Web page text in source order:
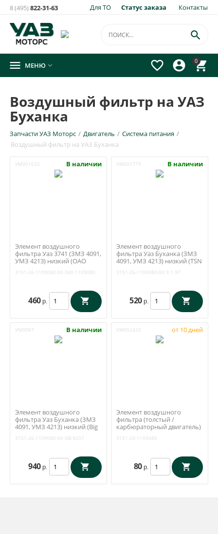
Для ТО Статус заказа Контакты
8 (495)822-31-63
0




 МЕНЮ 
Воздушный фильтр на УАЗ
Буханка
Запчасти УАЗ Моторс / Двигатель / Система питания /
Воздушный фильтр на УАЗ Буханка
УМ001632 В наличии
Элемент воздушного
фильтра Уаз 3741 (ЗМЗ 4091,
УМЗ 4213) низкий (ОАО
EFV197) 3151-26-1109080-00
3151-26-1109080-00 040.1109080
460 р.
УМ001779 В наличии
Элемент воздушного
фильтра Уаз Буханка (ЗМЗ
4091, УМЗ 4213) низкий (TSN
3151-26-1109080-00 9.1.97
520 р.
УМ0087 В наличии
Элемент воздушного
фильтра Уаз Буханка (ЗМЗ
4091, УМЗ 4213) низкий (Big
1109080
3151-26-1109080-00 GB-9207
940 р.
УМ002433 от 10 дней
Элемент воздушного
фильтра (толстый /
карбюраторный двигатель)
3151-20-1109080
3151-20-1109080
80 р.